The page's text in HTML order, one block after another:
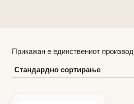
Прикажан е единствениот производ